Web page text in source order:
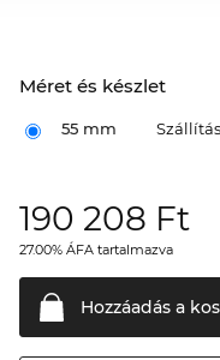
Méret és készlet
55 mm
190 208 Ft
27.00% ÁFA tartalmazva
Hozzáadás a